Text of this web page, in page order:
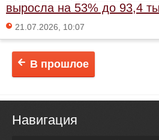
выросла на 53% до 93,4
21.07.2026, 10:07
В прошлое
Навигация